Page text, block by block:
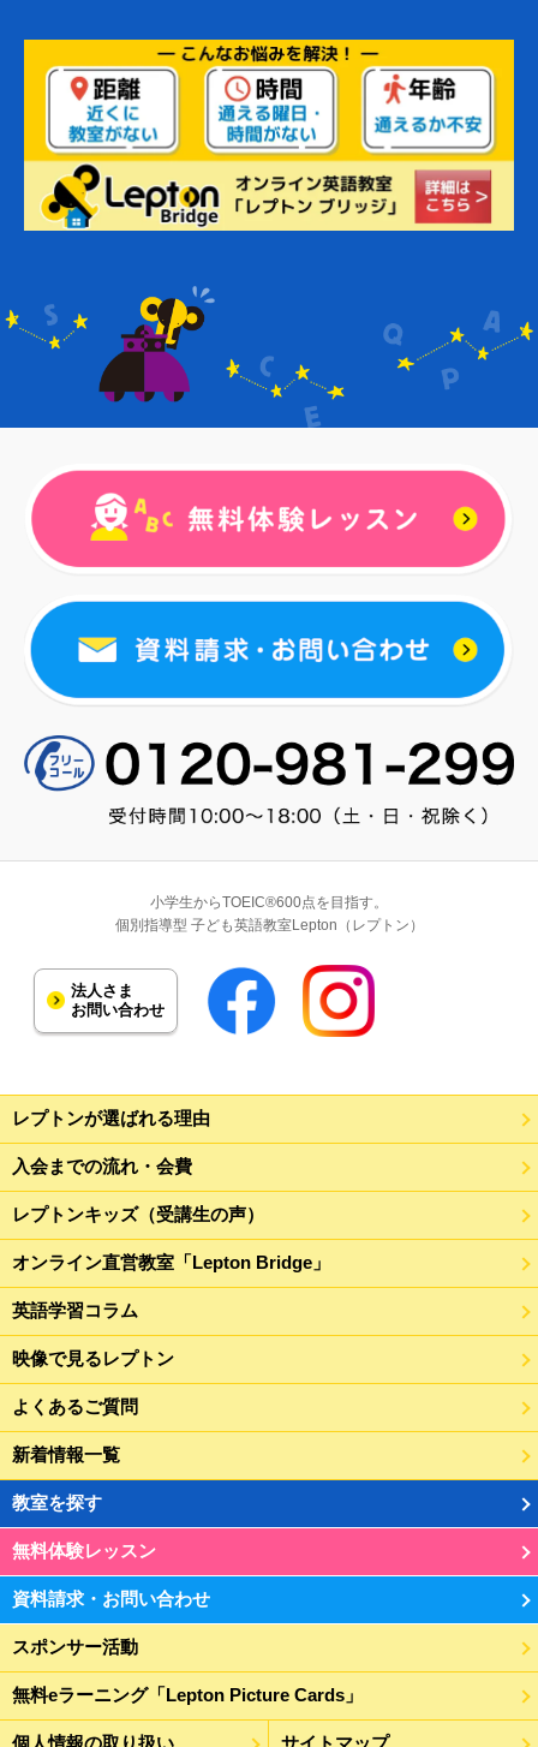
小学生からTOEIC®600点を目指す。
個別指導型 子ども英語教室Lepton（レプトン）
法人さま
お問い合わせ
レプトンが選ばれる理由
入会までの流れ・会費
レプトンキッズ（受講生の声）
オンライン直営教室「Lepton Bridge」
英語学習コラム
映像で見るレプトン
よくあるご質問
新着情報一覧
教室を探す
無料体験レッスン
資料請求・お問い合わせ
スポンサー活動
無料eラーニング「Lepton Picture Cards」